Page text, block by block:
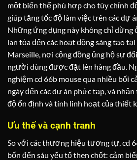
một biến thể phù hợp cho tùy chỉnh
giúp tăng tốc độ làm việc trên các dự
Những ứng dụng này không chỉ dừng
lan tỏa đến các hoạt động sáng tạo
Marseille, nơi cộng đồng ủng hộ sự
người dùng được đặt lên hàng đầu.
nghiệm cd 66b mouse qua nhiều bối
ngày đến các dự án phức tạp, và
độ ổn định và tính linh hoạt của thiết
Ưu thế và cạnh tranh
So với các thương hiệu tương tự, cd
bốn đến sáu yếu tố then chốt: cảm